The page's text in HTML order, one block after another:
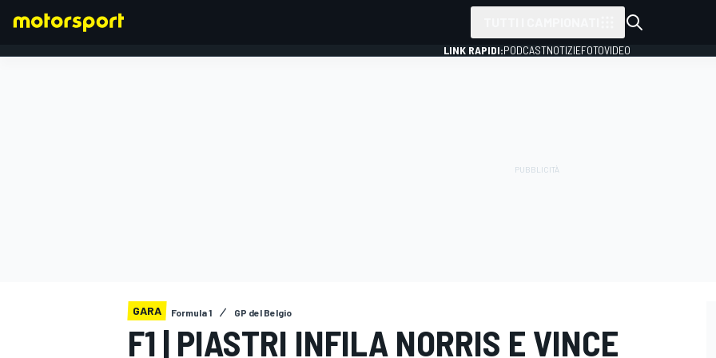
LINK RAPIDI:PODCASTNOTIZIEFOTOVIDEO
GARA Formula 1 GP del Belgio
F1 | PIASTRI INFILA NORRIS E VINCE